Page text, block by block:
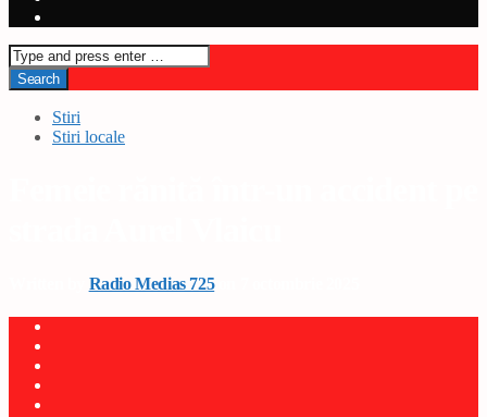
Stiri
Stiri locale
Radio Medias 725on 7 octombrie 2025